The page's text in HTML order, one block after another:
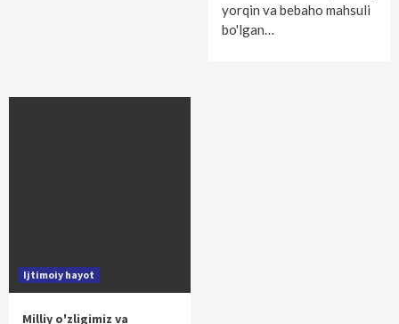
yorqin va bebaho mahsuli
bo'lgan…
Ijtimoiy hayot
Milliy o'zligimiz va